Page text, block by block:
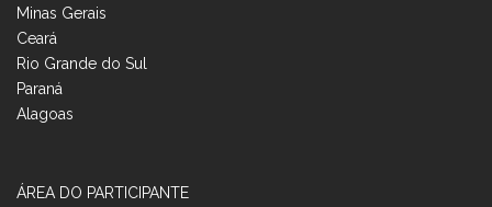
Minas Gerais
Ceará
Rio Grande do Sul
Paraná
Alagoas
ÁREA DO PARTICIPANTE